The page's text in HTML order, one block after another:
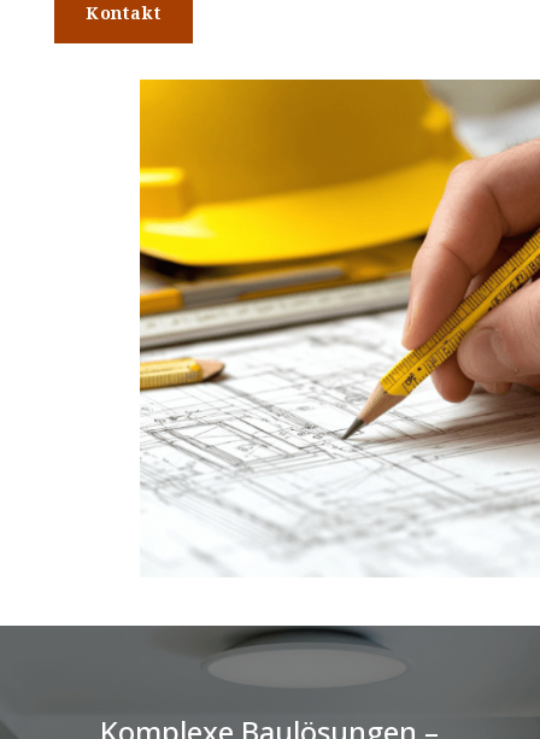
Kontakt